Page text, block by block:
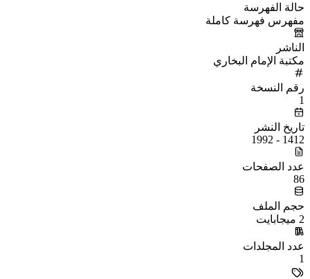
حالة الفهرسة
مفهرس فهرسة كاملة
الناشر
مكتبة الإمام البخاري
رقم النسخة
1
تاريخ النشر
1412 - 1992
عدد الصفحات
86
حجم الملف
2 ميجابايت
عدد المجلدات
1